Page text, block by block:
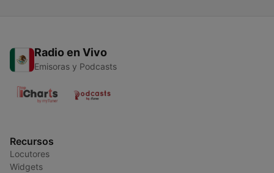
Radio en Vivo
Emisoras y Podcasts
Recursos
Locutores
Widgets